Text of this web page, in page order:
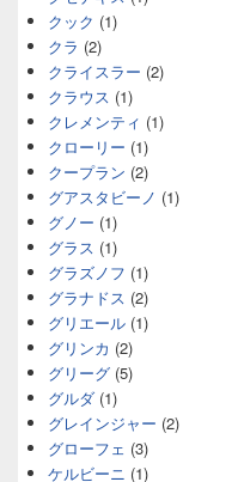
クック (1)
クラ (2)
クライスラー (2)
クラウス (1)
クレメンティ (1)
クローリー (1)
クープラン (2)
グアスタビーノ (1)
グノー (1)
グラス (1)
グラズノフ (1)
グラナドス (2)
グリエール (1)
グリンカ (2)
グリーグ (5)
グルダ (1)
グレインジャー (2)
グローフェ (3)
ケルビーニ (1)